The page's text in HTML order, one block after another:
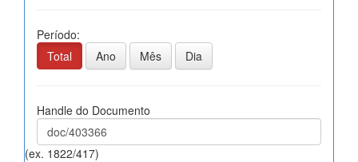
Período:
Total
Ano Mês Dia
Handle do Documento
(ex. 1822/417)